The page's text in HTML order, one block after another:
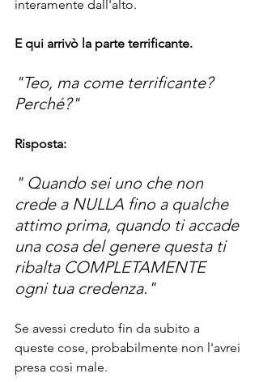
interamente dall'alto.
E qui arrivò la parte terrificante.
"Teo, ma come terrificante?
Perché?"
Risposta:
" Quando sei uno che non
crede a NULLA fino a qualche
attimo prima, quando ti accade
una cosa del genere questa ti
ribalta COMPLETAMENTE
ogni tua credenza."
Se avessi creduto fin da subito a
queste cose, probabilmente non l'avrei
presa così male.